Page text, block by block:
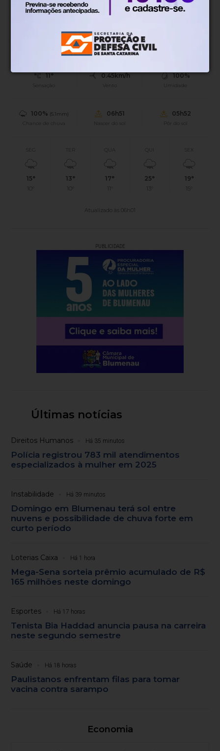
11°
Tempo limpo
Mín.14° Máx.
11°
Sensação
0.45km/h
Vento
100%
Umidade
100% (5.1mm)
Chance de chuva
06h51
Nascer do sol
05h52
Pôr do sol
SEG
15°
10°
TER
13°
10°
QUA
17°
11°
25°
13°
SEX
19°
15°
Atualizado às 06h01
PUBLICIDADE
Últimas notícias
Direitos Humanos Há 35 minutos
Polícia registrou 783 mil atendimentos
especializados à mulher em 2025
Instabilidade Há 39 minutos
Domingo em Blumenau terá sol entre
nuvens e possibilidade de chuva forte em
curto período
Loterias Caixa Há 1 hora
Mega-Sena sorteia prêmio acumulado de R$
165 milhões neste domingo
Esportes Há 17 horas
Tenista Bia Haddad anuncia pausa na carreira
neste segundo semestre
Saúde Há 18 horas
Paulistanos enfrentam filas para tomar
vacina contra sarampo
Economia